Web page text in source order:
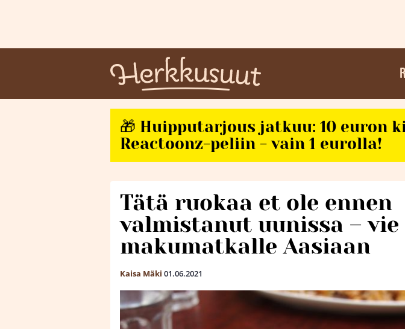
🎁 Huipputarjous jatkuu: 10 euron
Reactoonz-peliin - vain 1 eurolla!
Tätä ruokaa et ole ennen
valmistanut uunissa – vie
makumatkalle Aasiaan
Kaisa Mäki 01.06.2021